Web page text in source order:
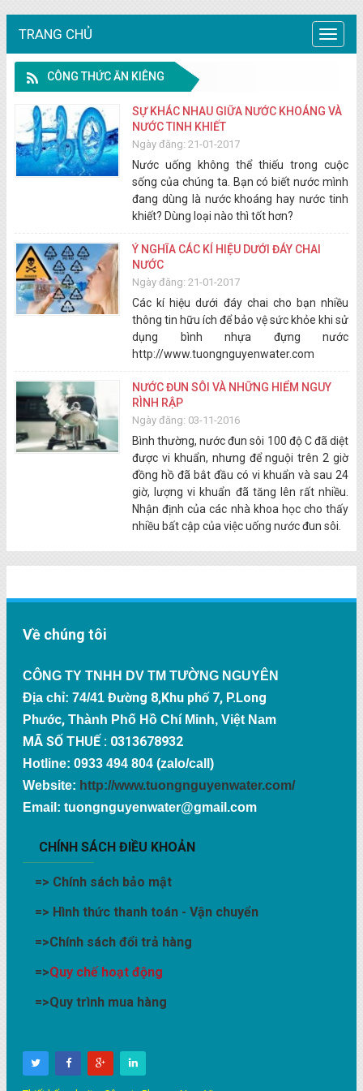
TRANG CHỦ
Trang
chủ
CÔNG THỨC ĂN KIÊNG
SỰ KHÁC NHAU GIỮA NƯỚC KHOÁNG VÀ
NƯỚC TINH KHIẾT
Ngày đăng: 21-01-2017
Nước uống không thể thiếu trong cuộc
sống của chúng ta. Bạn có biết nước mình
đang dùng là nước khoáng hay nước tinh
khiết? Dùng loại nào thì tốt hơn?
Ý NGHĨA CÁC KÍ HIỆU DƯỚI ĐÁY CHAI
NƯỚC
Ngày đăng: 21-01-2017
Các kí hiệu dưới đáy chai cho bạn nhiều
thông tin hữu ích để bảo vệ sức khỏe khi sử
dụng bình nhựa đựng nước
http://www.tuongnguyenwater.com
NƯỚC ĐUN SÔI VÀ NHỮNG HIỂM NGUY
RÌNH RẬP
Ngày đăng: 03-11-2016
Bình thường, nước đun sôi 100 độ C đã diệt
được vi khuẩn, nhưng để nguội trên 2 giờ
đồng hồ đã bắt đầu có vi khuẩn và sau 24
giờ, lượng vi khuẩn đã tăng lên rất nhiều.
Nhận định của các nhà khoa học cho thấy
nhiều bất cập của việc uống nước đun sôi.
Về chúng tôi
CÔNG TY TNHH DV TM TƯỜNG NGUYÊN
Địa chỉ: 74/41 Đường 8,Khu phố 7, P.Long
Phước, Thành Phố Hồ Chí Minh, Việt Nam
MÃ SỐ THUẾ : 0313678932
Hotline: 0933 494 804 (zalo/call)
Website: http://www.tuongnguyenwater.com/
Email: tuongnguyenwater@gmail.com
CHÍNH SÁCH ĐIỀU KHOẢN
=> Chính sách bảo mật
=> Hình thức thanh toán - Vận chuyển
=>Chính sách đổi trả hàng
=>Quy chế hoạt động
=>Quy trình mua hàng